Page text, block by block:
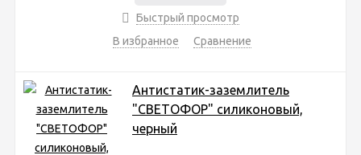
Быстрый просмотр
В избранное
Сравнение
Антистатик-заземлитель
"СВЕТОФОР" силиконовый,
черный